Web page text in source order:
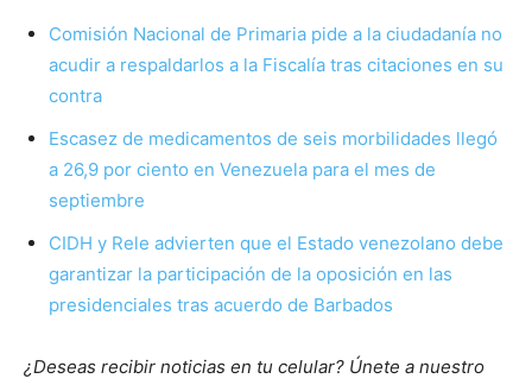
Comisión Nacional de Primaria pide a la ciudadanía no
acudir a respaldarlos a la Fiscalía tras citaciones en su
contra
Escasez de medicamentos de seis morbilidades llegó
a 26,9 por ciento en Venezuela para el mes de
septiembre
CIDH y Rele advierten que el Estado venezolano debe
garantizar la participación de la oposición en las
presidenciales tras acuerdo de Barbados
¿Deseas recibir noticias en tu celular? Únete a nuestro